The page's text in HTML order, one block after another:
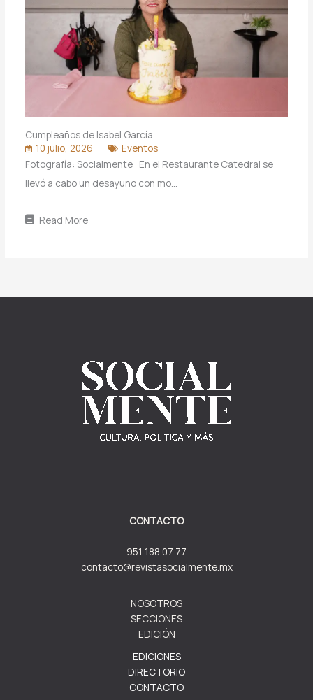
Cumpleaños de Isabel García
10 julio, 2026
Eventos
Fotografía: Socialmente En el Restaurante Catedral se
llevó a cabo un desayuno con mo…
Read More
CONTACTO
951 188 07 77
contacto@revistasocialmente.mx
NOSOTROS
SECCIONES
EDICIÓN
EDICIONES
DIRECTORIO
CONTACTO